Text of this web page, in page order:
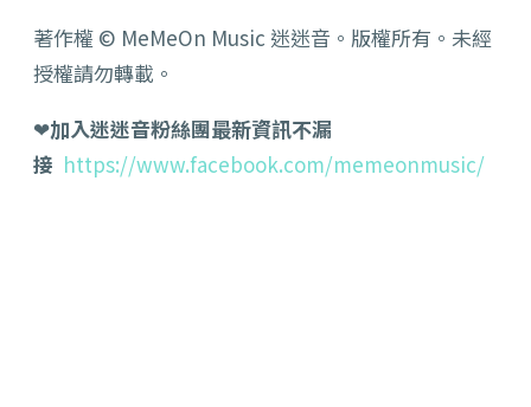
著作權 © MeMeOn Music 迷迷音。版權所有。未經
授權請勿轉載。
❤加入迷迷音粉絲團最新資訊不漏
接 https://www.facebook.com/memeonmusic/